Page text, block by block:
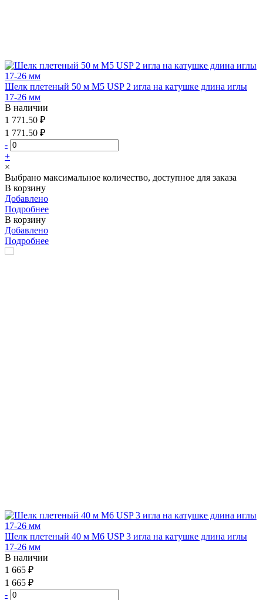
Шелк плетеный 50 м М5 USP 2 игла на катушке длина иглы
17-26 мм
В наличии
1 771.50 ₽
1 771.50 ₽
-
+
×
Выбрано максимальное количество, доступное для заказа
В корзину
Добавлено
Подробнее
В корзину
Добавлено
Подробнее
Шелк плетеный 40 м М6 USP 3 игла на катушке длина иглы
17-26 мм
В наличии
1 665 ₽
1 665 ₽
-